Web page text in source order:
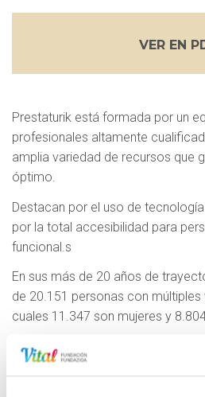
VER EN
Prestaturik está formada por un
profesionales altamente
amplia variedad de recursos que
óptimo.
Destacan por el uso de
por la total accesibilidad para
funcional.s
En sus más de 20 años de
de 20.151 personas con múltiples
cuales 11.347 son mujeres y
En 2019, les certifican tanto en el
Empleo y a nivel estatal, como